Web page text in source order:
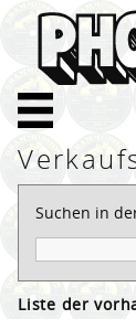
Suchen in
Liste der